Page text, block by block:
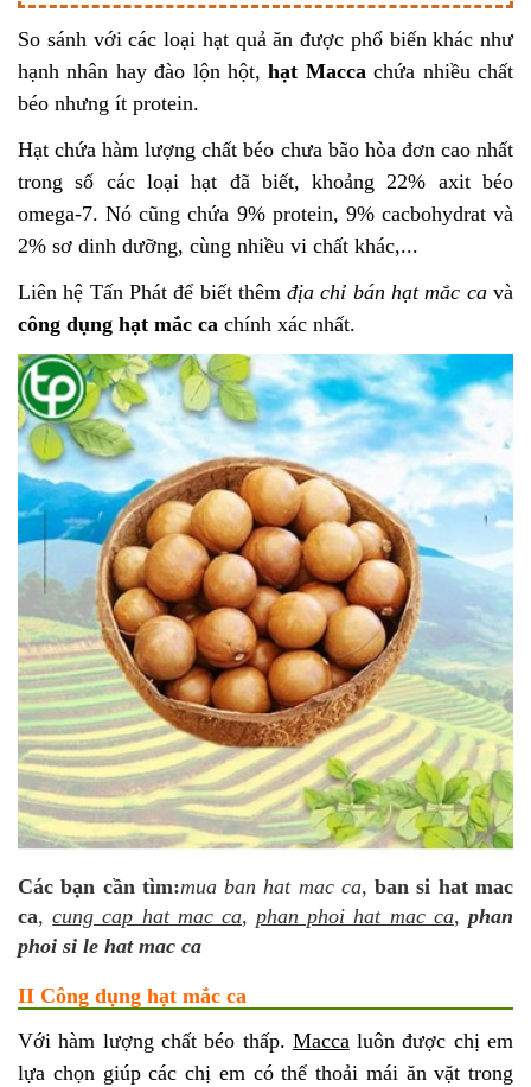
So sánh với các loại hạt quả ăn được phổ biến khác như
hạnh nhân hay đào lộn hột,hạt Maccachứa nhiều chất
béo nhưng ít protein.
Hạt chứa hàm lượng chất béo chưa bão hòa đơn cao nhất
trong số các loại hạt đã biết, khoảng 22% axit béo
omega-7. Nó cũng chứa 9% protein, 9% cacbohydrat và
2% sơ dinh dưỡng, cùng nhiều vi chất khác,...
Liên hệ Tấn Phát để biết thêmđịa chỉ bán hạt mắc cavà
công dụng hạt mắc ca chính xác nhất.
Các bạn cần tìm:mua ban hat mac ca,ban si hat mac
ca,cung cap hat mac ca, phan phoi hat mac ca,phan
phoi si le hat mac ca
II Công dụng hạt mắc ca
Với hàm lượng chất béo thấp. Macca luôn được chị em
lựa chọn giúp các chị em có thể thoải mái ăn vặt trong